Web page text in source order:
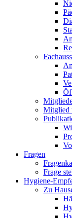
Mitglied
Fragen
Frage
Hygiene-
Zu